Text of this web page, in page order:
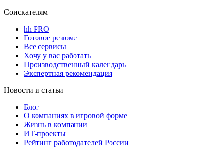
Соискателям
hh PRO
Готовое резюме
Все сервисы
Хочу у вас работать
Производственный календарь
Экспертная рекомендация
Новости и статьи
Блог
О компаниях в игровой форме
Жизнь в компании
ИТ-проекты
Рейтинг работодателей России